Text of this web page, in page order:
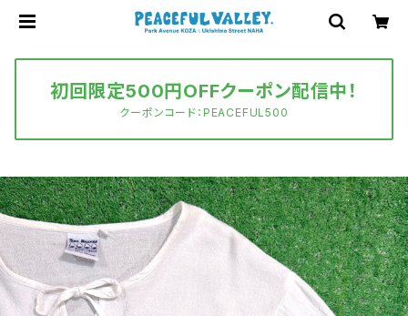
初回限定500円OFFクーポン配信中！
クーポンコード：PEACEFUL500